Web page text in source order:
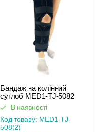
Бандаж на колінний
суглоб MED1-TJ-5082
В наявності
Код товару: MED1-TJ-
508(2)